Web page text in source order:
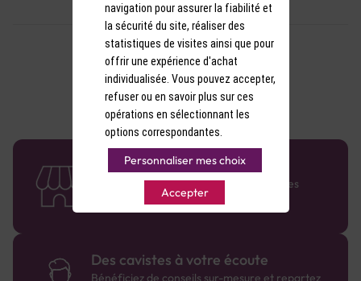
58 caves en France
Retrouvez le réseau Comptoir des Vignes
partout en France !
Des cavistes à votre écoute
Bénéficiez de conseils sur-mesure et repartez
navigation pour assurer la fiabilité et
la sécurité du site, réaliser des
statistiques de visites ainsi que pour
offrir une expérience d'achat
individualisée. Vous pouvez accepter,
refuser ou en savoir plus sur ces
opérations en sélectionnant les
options correspondantes.
Personnaliser mes choix
Accepter